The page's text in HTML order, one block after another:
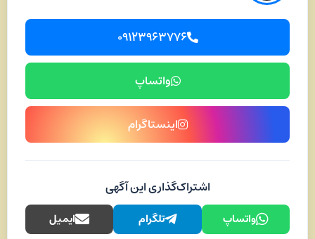
۰۹۱۲۳۹۶۳۷۷۶
واتساپ
اینستاگرام
اشتراک‌گذاری این آگهی
واتساپ تلگرام ایمیل